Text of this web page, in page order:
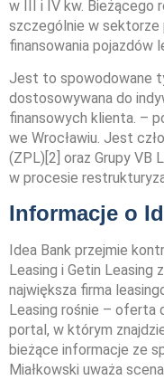
w III i IV kw. Bieżącego
szczególnie w sektorze
finansowania pojazdów
Jest to spowodowane
dostosowywana do
finansowych klienta. –
we Wrocławiu. Jest
(ZPL)[2] oraz Grupy VB
w procesie
Informacje o
Idea Bank przejmie
Leasing i Getin Leasing
największa firma
Leasing rośnie – oferta
portal, w którym
bieżące informacje ze
Miałkowski uważa